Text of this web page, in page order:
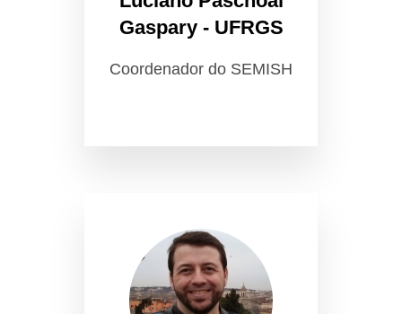
Gaspary - UFRGS
Coordenador do SEMISH